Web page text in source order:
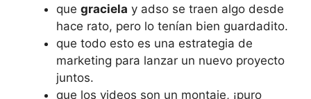
que graciela y adso se traen algo desde
hace rato, pero lo tenían bien guardadito.
que todo esto es una estrategia de
marketing para lanzar un nuevo proyecto
juntos.
que los videos son un montaje, ¡puro